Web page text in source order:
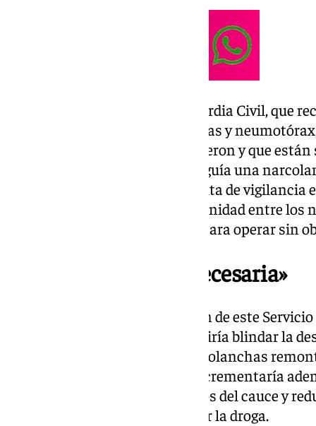
Cabe destacar la labor de la Guardia Civil, que
los heridos con diversas fracturas y
cinco narcotraficantes que huyeron y que
patrullera del cuerpo que perseguía una
No obstante, la falta de
disparado la sensación de impunidad entre los
aprovechan la falta de control para operar sin
«Medida urgente y necesaria»
JUCIL insiste en que la creación de este
urgente y necesaria, que permitiría blindar la
Sevilla, impidiendo que las narcolanchas
localidades del interior. Esto incrementaría
controlando puntos estratégicos del cauce y
narcotraficantes para descargar la droga.